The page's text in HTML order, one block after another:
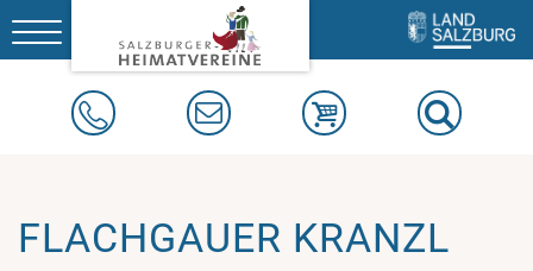
Toggle
navigation
FLACHGAUER KRANZL